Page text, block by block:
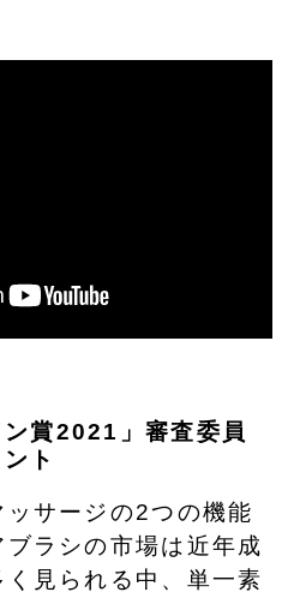
ン賞2021」審査委員
ト
サージの2つの機能
ラシの市場は近年成
見られる中、単一素